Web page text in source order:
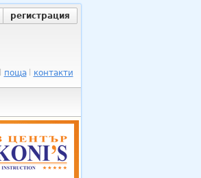
регистрация
поща контакти